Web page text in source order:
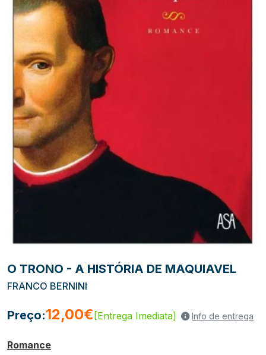
O TRONO - A HISTÓRIA DE MAQUIAVEL
FRANCO BERNINI
Preço:12,00€ [Entrega Imediata] Info de entrega
Romance